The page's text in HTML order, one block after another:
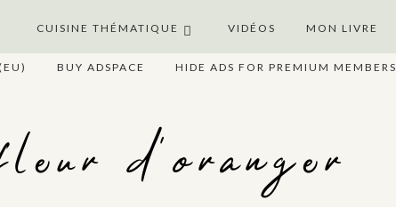
CUISINE THÉMATIQUE VIDÉOS MON LIVRE
BUY ADSPACE HIDE ADS FOR PREMIUM MEMBERS
d'oranger